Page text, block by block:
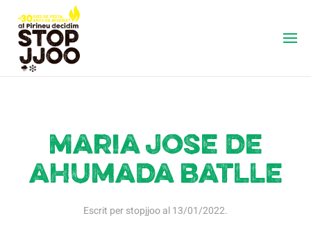
Maria Jose de
ahumada batlle
Escrit perstopjjooal13/01/2022.